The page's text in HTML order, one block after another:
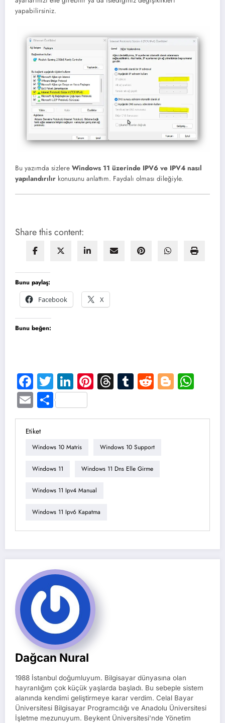
yapabilirsiniz.
Bu yazımda sizlere Windows 11 üzerinde IPV6 ve IPV4 nasıl
yapılandırılır konusunu anlattım. Faydalı olması dileğiyle.
Share this content:
Bunu paylaş:
Facebook
X
Bunu beğen:
Facebook
TwitterLinkedIn
Pinterest
Threads
Tumblr
Reddit
EmailShare
Etiket
Windows 10 Matris Windows 10 Support
Windows 11 Windows 11 Dns Elle Girme
Windows 11 Ipv4 Manual
Windows 11 Ipv6 Kapatma
Dağcan Nural
1988 İstanbul doğumluyum. Bilgisayar dünyasına olan
hayranlığım çok küçük yaşlarda başladı. Bu sebeple sistem
alanında kendimi geliştirmeye karar verdim. Celal Bayar
Üniversitesi Bilgisayar Programcılığı ve Anadolu Üniversitesi
İşletme mezunuyum. Beykent Üniversitesi'nde Yönetim